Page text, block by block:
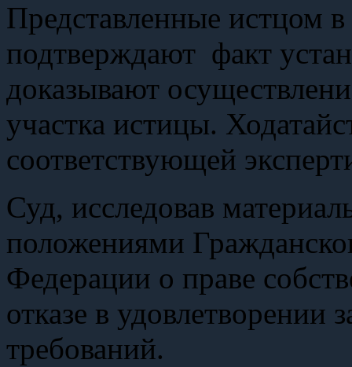
Представленные истцом
подтверждают факт
доказывают
участка истицы.
соответствующей
Суд, исследовав
положениями
Федерации о праве
отказе в удовлетворении
требований.